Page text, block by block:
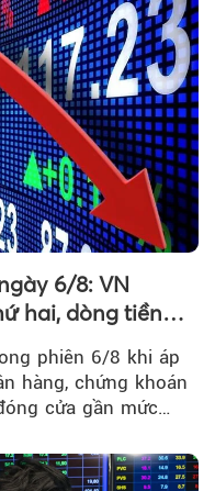
6/8: VN
hai, dòng tiền
phiên 6/8 khi áp
hàng, chứng khoán
cửa gần mức